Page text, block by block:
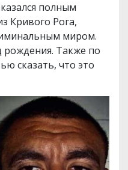
полным
Кривого Рога,
миром.
рождения. Также по
сказать, что это